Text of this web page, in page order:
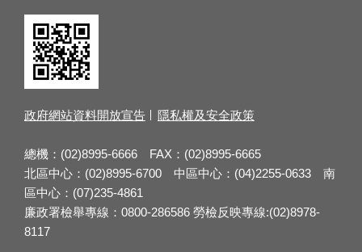
政府網站資料開放宣告 隱私權及安全政策
總機：(02)8995-6666 FAX：(02)8995-6665
北區中心：(02)8995-6700 中區中心：(04)2255-0633 南
區中心：(07)235-4861
廉政署檢舉專線：0800-286586 勞檢反映專線:(02)8978-
8117